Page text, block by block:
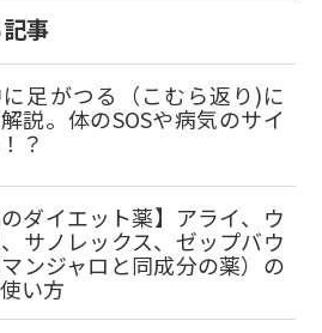
事
足がつる（こむら返り)に
説。体のSOSや病気のサイ
？
のダイエット薬】アライ、ウ
サノレックス、ゼップバウ
ンジャロと同成分の薬）の
い方